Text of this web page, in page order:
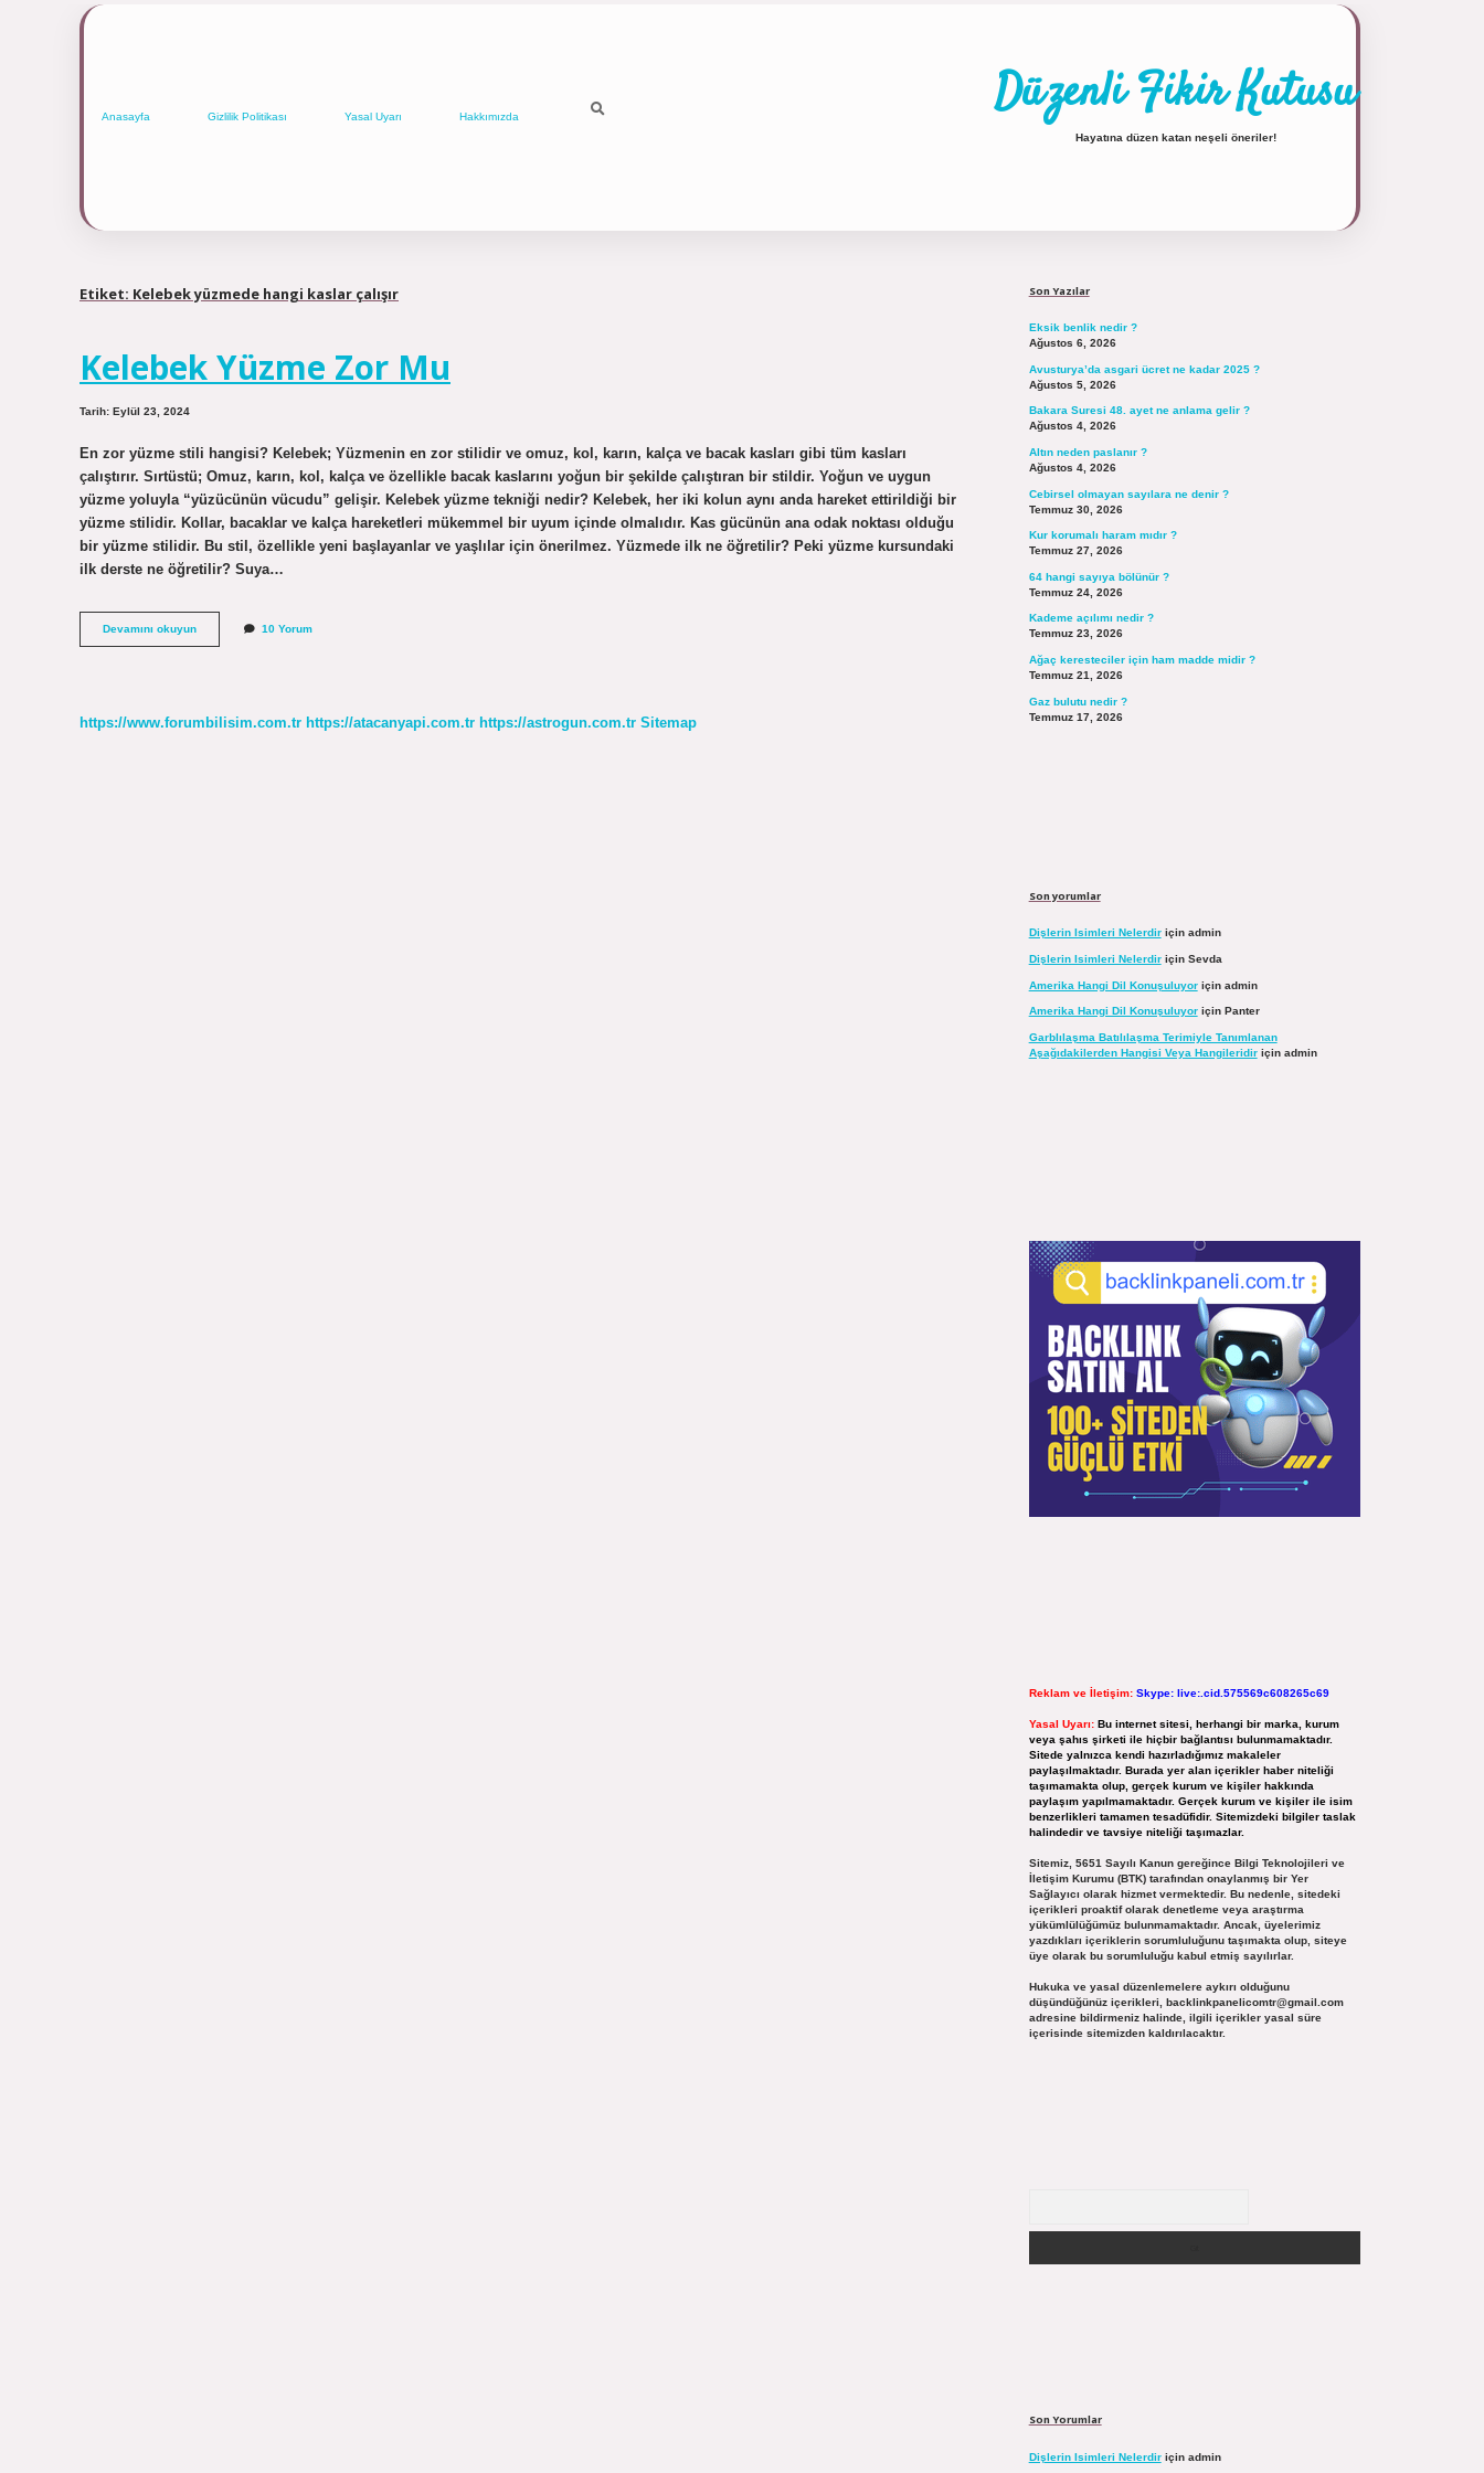
Anasayfa Gizlilik Politikası Yasal Uyarı Hakkımızda Düzenli Fikir Kutusu
Hayatına düzen katan neşeli öneriler!
Etiket: Kelebek yüzmede hangi kaslar çalışır
Kelebek Yüzme Zor Mu
Tarih: Eylül 23, 2024
En zor yüzme stili hangisi? Kelebek; Yüzmenin en zor stilidir ve omuz, kol, karın, kalça ve bacak kasları gibi tüm kasları
çalıştırır. Sırtüstü; Omuz, karın, kol, kalça ve özellikle bacak kaslarını yoğun bir şekilde çalıştıran bir stildir. Yoğun ve uygun
yüzme yoluyla “yüzücünün vücudu” gelişir. Kelebek yüzme tekniği nedir? Kelebek, her iki kolun aynı anda hareket ettirildiği bir
yüzme stilidir. Kollar, bacaklar ve kalça hareketleri mükemmel bir uyum içinde olmalıdır. Kas gücünün ana odak noktası olduğu
bir yüzme stilidir. Bu stil, özellikle yeni başlayanlar ve yaşlılar için önerilmez. Yüzmede ilk ne öğretilir? Peki yüzme kursundaki
ilk derste ne öğretilir? Suya…
Devamını okuyunKelebek
Yüzme
10 Yorum
https://www.forumbilisim.com.tr https://atacanyapi.com.tr https://astrogun.com.tr Sitemap
Son Yazılar
Eksik benlik nedir ?
Ağustos 6, 2026
Avusturya’da asgari ücret ne kadar 2025 ?
Ağustos 5, 2026
Bakara Suresi 48. ayet ne anlama gelir ?
Ağustos 4, 2026
Altın neden paslanır ?
Ağustos 4, 2026
Cebirsel olmayan sayılara ne denir ?
Temmuz 30, 2026
Kur korumalı haram mıdır ?
Temmuz 27, 2026
64 hangi sayıya bölünür ?
Temmuz 24, 2026
Kademe açılımı nedir ?
Temmuz 23, 2026
Ağaç keresteciler için ham madde midir ?
Temmuz 21, 2026
Gaz bulutu nedir ?
Temmuz 17, 2026
Son yorumlar
Dişlerin Isimleri Nelerdiriçin admin
Dişlerin Isimleri Nelerdiriçin Sevda
Amerika Hangi Dil Konuşuluyoriçin admin
Amerika Hangi Dil Konuşuluyoriçin Panter
Garblılaşma Batılılaşma Terimiyle Tanımlanan
Aşağıdakilerden Hangisi Veya Hangileridiriçin admin
Reklam ve İletişim: Skype: live:.cid.575569c608265c69
Yasal Uyarı: Bu internet sitesi, herhangi bir marka, kurum
veya şahıs şirketi ile hiçbir bağlantısı bulunmamaktadır.
Sitede yalnızca kendi hazırladığımız makaleler
paylaşılmaktadır. Burada yer alan içerikler haber niteliği
taşımamakta olup, gerçek kurum ve kişiler hakkında
paylaşım yapılmamaktadır. Gerçek kurum ve kişiler ile isim
benzerlikleri tamamen tesadüfidir. Sitemizdeki bilgiler taslak
halindedir ve tavsiye niteliği taşımazlar.
Sitemiz, 5651 Sayılı Kanun gereğince Bilgi Teknolojileri ve
İletişim Kurumu (BTK) tarafından onaylanmış bir Yer
Sağlayıcı olarak hizmet vermektedir. Bu nedenle, sitedeki
içerikleri proaktif olarak denetleme veya araştırma
yükümlülüğümüz bulunmamaktadır. Ancak, üyelerimiz
yazdıkları içeriklerin sorumluluğunu taşımakta olup, siteye
üye olarak bu sorumluluğu kabul etmiş sayılırlar.
Hukuka ve yasal düzenlemelere aykırı olduğunu
düşündüğünüz içerikleri, backlinkpanelicomtr@gmail.com
adresine bildirmeniz halinde, ilgili içerikler yasal süre
içerisinde sitemizden kaldırılacaktır.
Son Yorumlar
Dişlerin Isimleri Nelerdiriçin admin